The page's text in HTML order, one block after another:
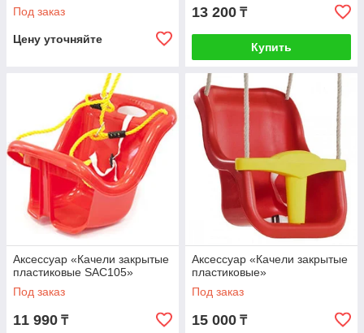
Под заказ
Цену уточняйте
13 200 ₸
Купить
Аксессуар «Качели закрытые
пластиковые SAC105»
Под заказ
11 990 ₸
Аксессуар «Качели закрытые
пластиковые»
Под заказ
15 000 ₸